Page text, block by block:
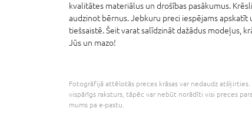
kvalitātes materiālus un drošības pasākumus.
audzinot bērnus. Jebkuru preci iespējams apskatīt
tiešsaistē. Šeit varat salīdzināt dažādus modeļus,
Jūs un mazo!
Fotogrāfijā attēlotās preces krāsas var nedaudz
vispārīgs raksturs, tāpēc var nebūt norādīti visi preces
mums pa e-pastu.